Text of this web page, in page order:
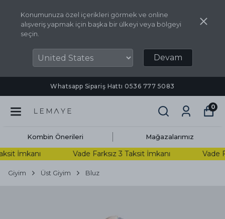
Konumunuza özel içerikleri görmek ve online
alışveriş yapmak için başka bir ülkeyi veya bölgeyi
seçin.
Devam
Whatsapp Sipariş Hattı ‪0536 777 5083‬
0
Kombin Önerileri Mağazalarımız
İmkanı Vade Farksız 3 Taksit İmkanı Vade
Giyim Üst Giyim Bluz